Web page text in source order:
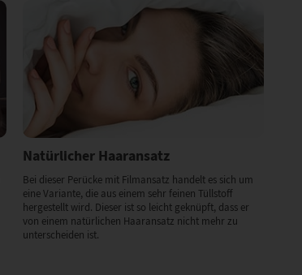
Natürlicher Haaransatz
Bei dieser Perücke mit Filmansatz handelt es sich um
eine Variante, die aus einem sehr feinen Tüllstoff
hergestellt wird. Dieser ist so leicht geknüpft, dass er
von einem natürlichen Haaransatz nicht mehr zu
unterscheiden ist.